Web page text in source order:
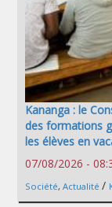
Kananga : le
des formations
les élèves en
07/08/2026 -
Société, Actualité /